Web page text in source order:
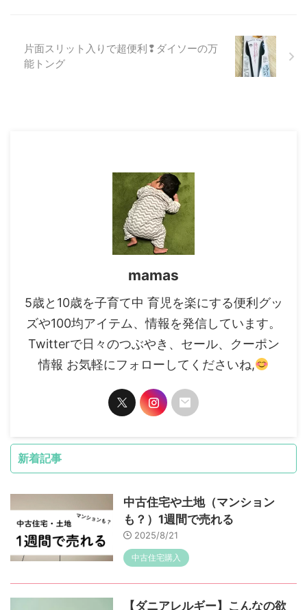
片面スリット入りで超便利❢ダイソーの万
能トング
mamas
5歳と10歳を子育て中 育児を楽にする便利グッ
ズや100均アイテム、情報を発信しています。
Twitterで日々のつぶやき、セール、クーポン
情報 お気軽にフォローしてくださいね,
新着記事
中古住宅や土地（マンション
も？）1週間で売れる
2025/8/21
中古住宅購入
【ダニアレルギー】こんなの欲